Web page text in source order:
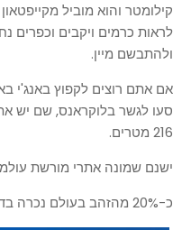
קילומטר והוא מוביל
לראות כרמים ויקבים וכפרים
ולהתבשם מיין.
אם אתם רוצים לקפוץ באנג'י
סעו לגשר בלוקראנס, שם יש
216 מטרים.
ישנם שמונה אתרי מורשת
כ-20% מהזהב בעולם נכרה בדרום אפריקה.